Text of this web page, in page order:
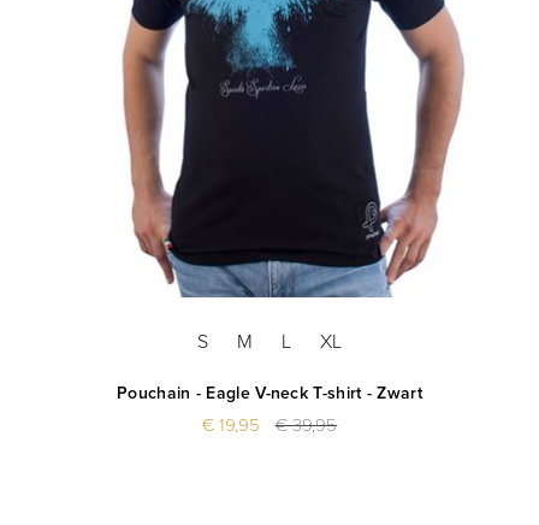
S M L XL
Pouchain - Eagle V-neck T-shirt - Zwart
€ 19,95 € 39,95